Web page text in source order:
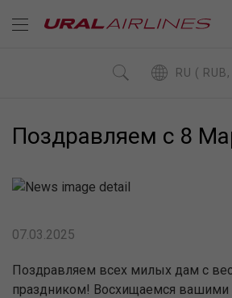
RU (
Поздравляем с 8
07.03.2025
Поздравляем всех милых дам с
праздником! Восхищаемся вашими